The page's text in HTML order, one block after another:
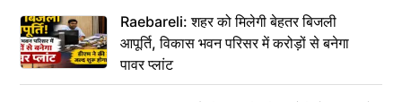
Raebareli: शहर को मिलेगी बेहतर बिजली
आपूर्ति, विकास भवन परिसर में करोड़ों से बनेगा
पावर प्लांट